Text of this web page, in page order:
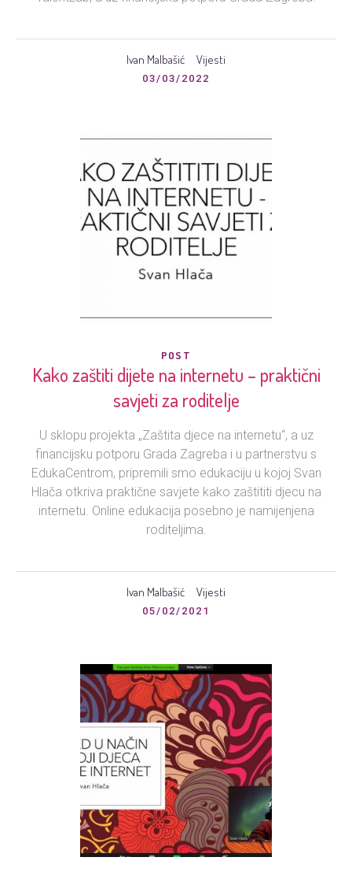
Ivan Malbašić Vijesti
03/03/2022
POST
Kako zaštiti dijete na internetu – praktični
savjeti za roditelje
U sklopu projekta „Zaštita djece na internetu“, a uz
financijsku potporu Grada Zagreba i u partnerstvu s
EdukaCentrom, pripremili smo edukaciju u kojoj Svan
Hlača otkriva praktične savjete kako zaštititi djecu na
internetu. Online edukacija posebno je namijenjena
roditeljima.
Ivan Malbašić Vijesti
05/02/2021